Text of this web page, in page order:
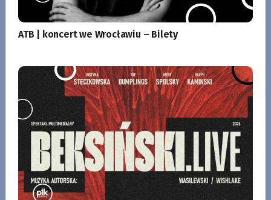
ATB | koncert we Wrocławiu – Bilety